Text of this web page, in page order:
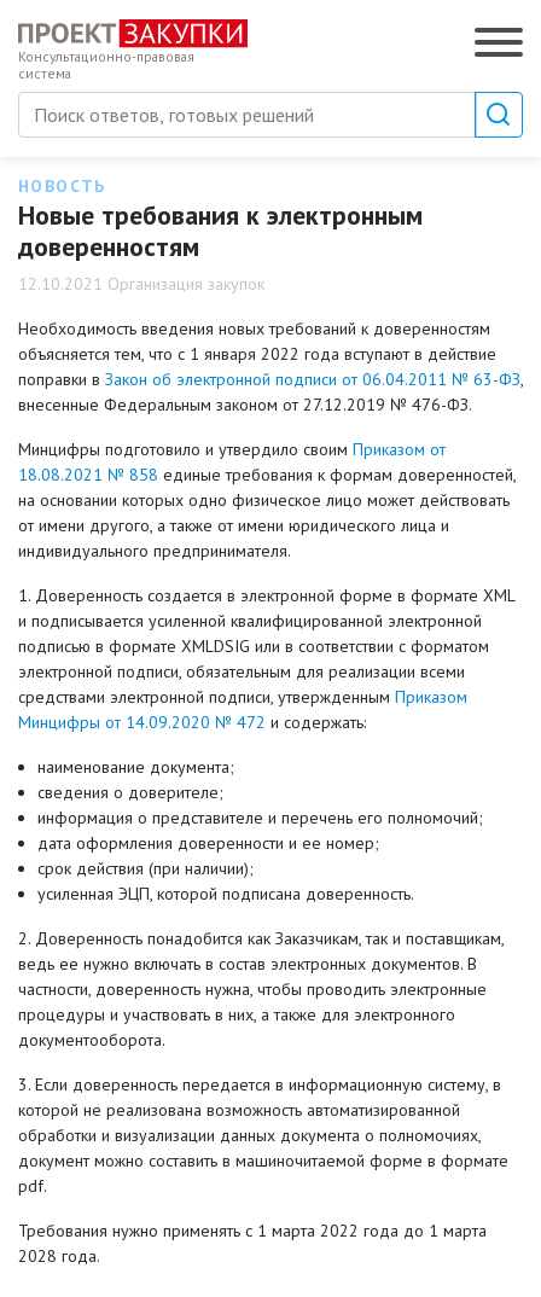
Консультационно-правовая
система
НОВОСТЬ
Новые требования к электронным
доверенностям
12.10.2021 Организация закупок
Необходимость введения новых требований к доверенностям
объясняется тем, что с 1 января 2022 года вступают в действие
поправки в Закон об электронной подписи от 06.04.2011 № 63-ФЗ,
внесенные Федеральным законом от 27.12.2019 № 476-ФЗ.
Минцифры подготовило и утвердило своим Приказом от
18.08.2021 № 858 единые требования к формам доверенностей,
на основании которых одно физическое лицо может действовать
от имени другого, а также от имени юридического лица и
индивидуального предпринимателя.
1. Доверенность создается в электронной форме в формате XML
и подписывается усиленной квалифицированной электронной
подписью в формате XMLDSIG или в соответствии с форматом
электронной подписи, обязательным для реализации всеми
средствами электронной подписи, утвержденным Приказом
Минцифры от 14.09.2020 № 472 и содержать:
наименование документа;
сведения о доверителе;
информация о представителе и перечень его полномочий;
дата оформления доверенности и ее номер;
срок действия (при наличии);
усиленная ЭЦП, которой подписана доверенность.
2. Доверенность понадобится как Заказчикам, так и поставщикам,
ведь ее нужно включать в состав электронных документов. В
частности, доверенность нужна, чтобы проводить электронные
процедуры и участвовать в них, а также для электронного
документооборота.
3. Если доверенность передается в информационную систему, в
которой не реализована возможность автоматизированной
обработки и визуализации данных документа о полномочиях,
документ можно составить в машиночитаемой форме в формате
pdf.
Требования нужно применять с 1 марта 2022 года до 1 марта
2028 года.